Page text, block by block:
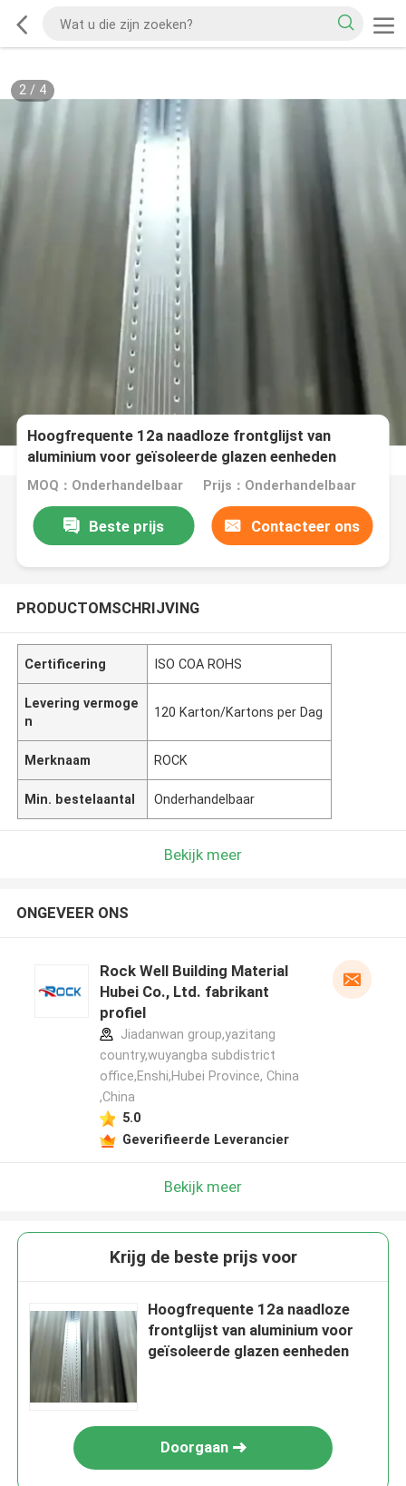
2/ 4
Hoogfrequente 12a naadloze frontglijst van
aluminium voor geïsoleerde glazen eenheden
MOQ：Onderhandelbaar Prijs：Onderhandelbaar
Beste prijs Contacteer ons
PRODUCTOMSCHRIJVING
Certificering ISO COA ROHS
Levering vermoge
n
120 Karton/Kartons per Dag
Merknaam ROCK
Min. bestelaantal Onderhandelbaar
Bekijk meer
ONGEVEER ONS
Rock Well Building Material
Hubei Co., Ltd. fabrikant
profiel
Jiadanwan group,yazitang
country,wuyangba subdistrict
office,Enshi,Hubei Province, China
,China
5.0
Geverifieerde Leverancier
Bekijk meer
Krijg de beste prijs voor
Hoogfrequente 12a naadloze
frontglijst van aluminium voor
geïsoleerde glazen eenheden
Doorgaan